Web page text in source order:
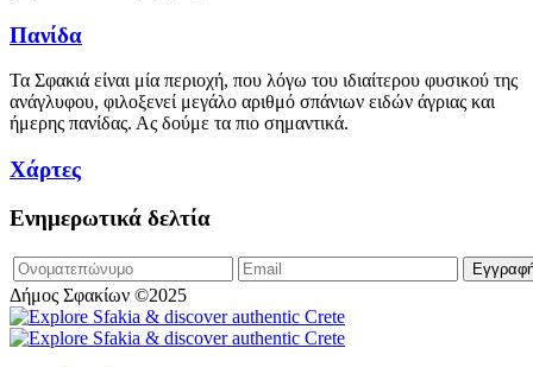
Πανίδα
Τα Σφακιά είναι μία περιοχή, που λόγω του ιδιαίτερου φυσικού της
ανάγλυφου, φιλοξενεί μεγάλο αριθμό σπάνιων ειδών άγριας και
ήμερης πανίδας. Ας δούμε τα πιο σημαντικά.
Χάρτες
Ενημερωτικά δελτία
Δήμος Σφακίων ©2025